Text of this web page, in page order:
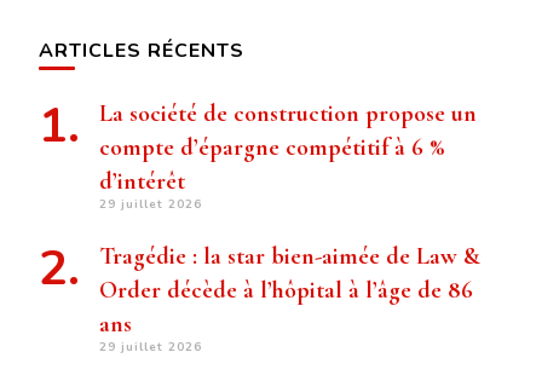
ARTICLES RÉCENTS
La société de construction propose un
compte d’épargne compétitif à 6 %
d’intérêt
29 juillet 2026
Tragédie : la star bien-aimée de Law &
Order décède à l’hôpital à l’âge de 86
ans
29 juillet 2026